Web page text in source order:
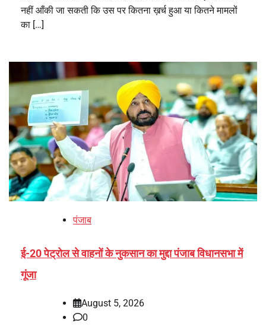
नहीं आँकी जा सकती कि उस पर कितना ख़र्च हुआ या कितने मामलों
का […]
पंजाब
ई-20 पेट्रोल से वाहनों के नुकसान का मुद्दा पंजाब विधानसभा में
गूंजा
August 5, 2026
0